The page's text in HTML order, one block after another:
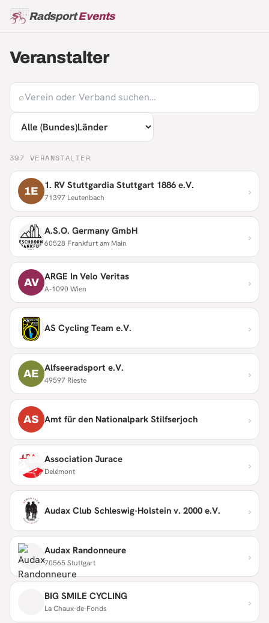
RadsportEvents
Veranstalter
⌕
397 VERANSTALTER
1E 1. RV Stuttgardia Stuttgart 1886 e.V.
71397 Leutenbach ›
A.S.O. Germany GmbH
60528 Frankfurt am Main ›
AV ARGE In Velo Veritas
A-1090 Wien ›
AS Cycling Team e.V. ›
AE Alfseeradsport e.V.
49597 Rieste ›
AS Amt für den Nationalpark Stilfserjoch ›
Association Jurace
Delémont ›
Audax Club Schleswig-Holstein v. 2000 e.V. ›
Audax Randonneure
70565 Stuttgart ›
BIG SMILE CYCLING
La Chaux-de-Fonds ›